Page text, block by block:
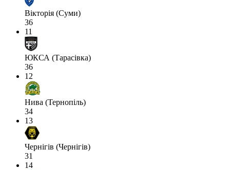
Вікторія (Суми)
36
11
ЮКСА (Тарасівка)
36
12
Нива (Тернопіль)
34
13
Чернігів (Чернігів)
31
14